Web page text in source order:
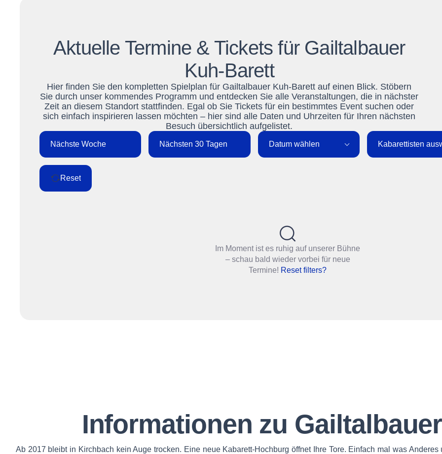
Aktuelle Termine & Tickets für Gailtalbauer
Kuh-Barett
Hier finden Sie den kompletten Spielplan für Gailtalbauer Kuh-Barett auf einen Blick. Stöbern
Sie durch unser kommendes Programm und entdecken Sie alle Veranstaltungen, die in nächster
Zeit an diesem Standort stattfinden. Egal ob Sie Tickets für ein bestimmtes Event suchen oder
sich einfach inspirieren lassen möchten – hier sind alle Daten und Uhrzeiten für Ihren nächsten
Besuch übersichtlich aufgelistet.
Nächste Woche Nächsten 30 Tagen Datum wählen Kabarettisten
Reset
Im Moment ist es ruhig auf unserer Bühne
– schau bald wieder vorbei für neue
Termine! Reset filters?
Informationen zu
Ab 2017 bleibt in Kirchbach kein Auge trocken. Eine neue Kabarett-Hochburg öffnet Ihre Tore. Einfach mal was